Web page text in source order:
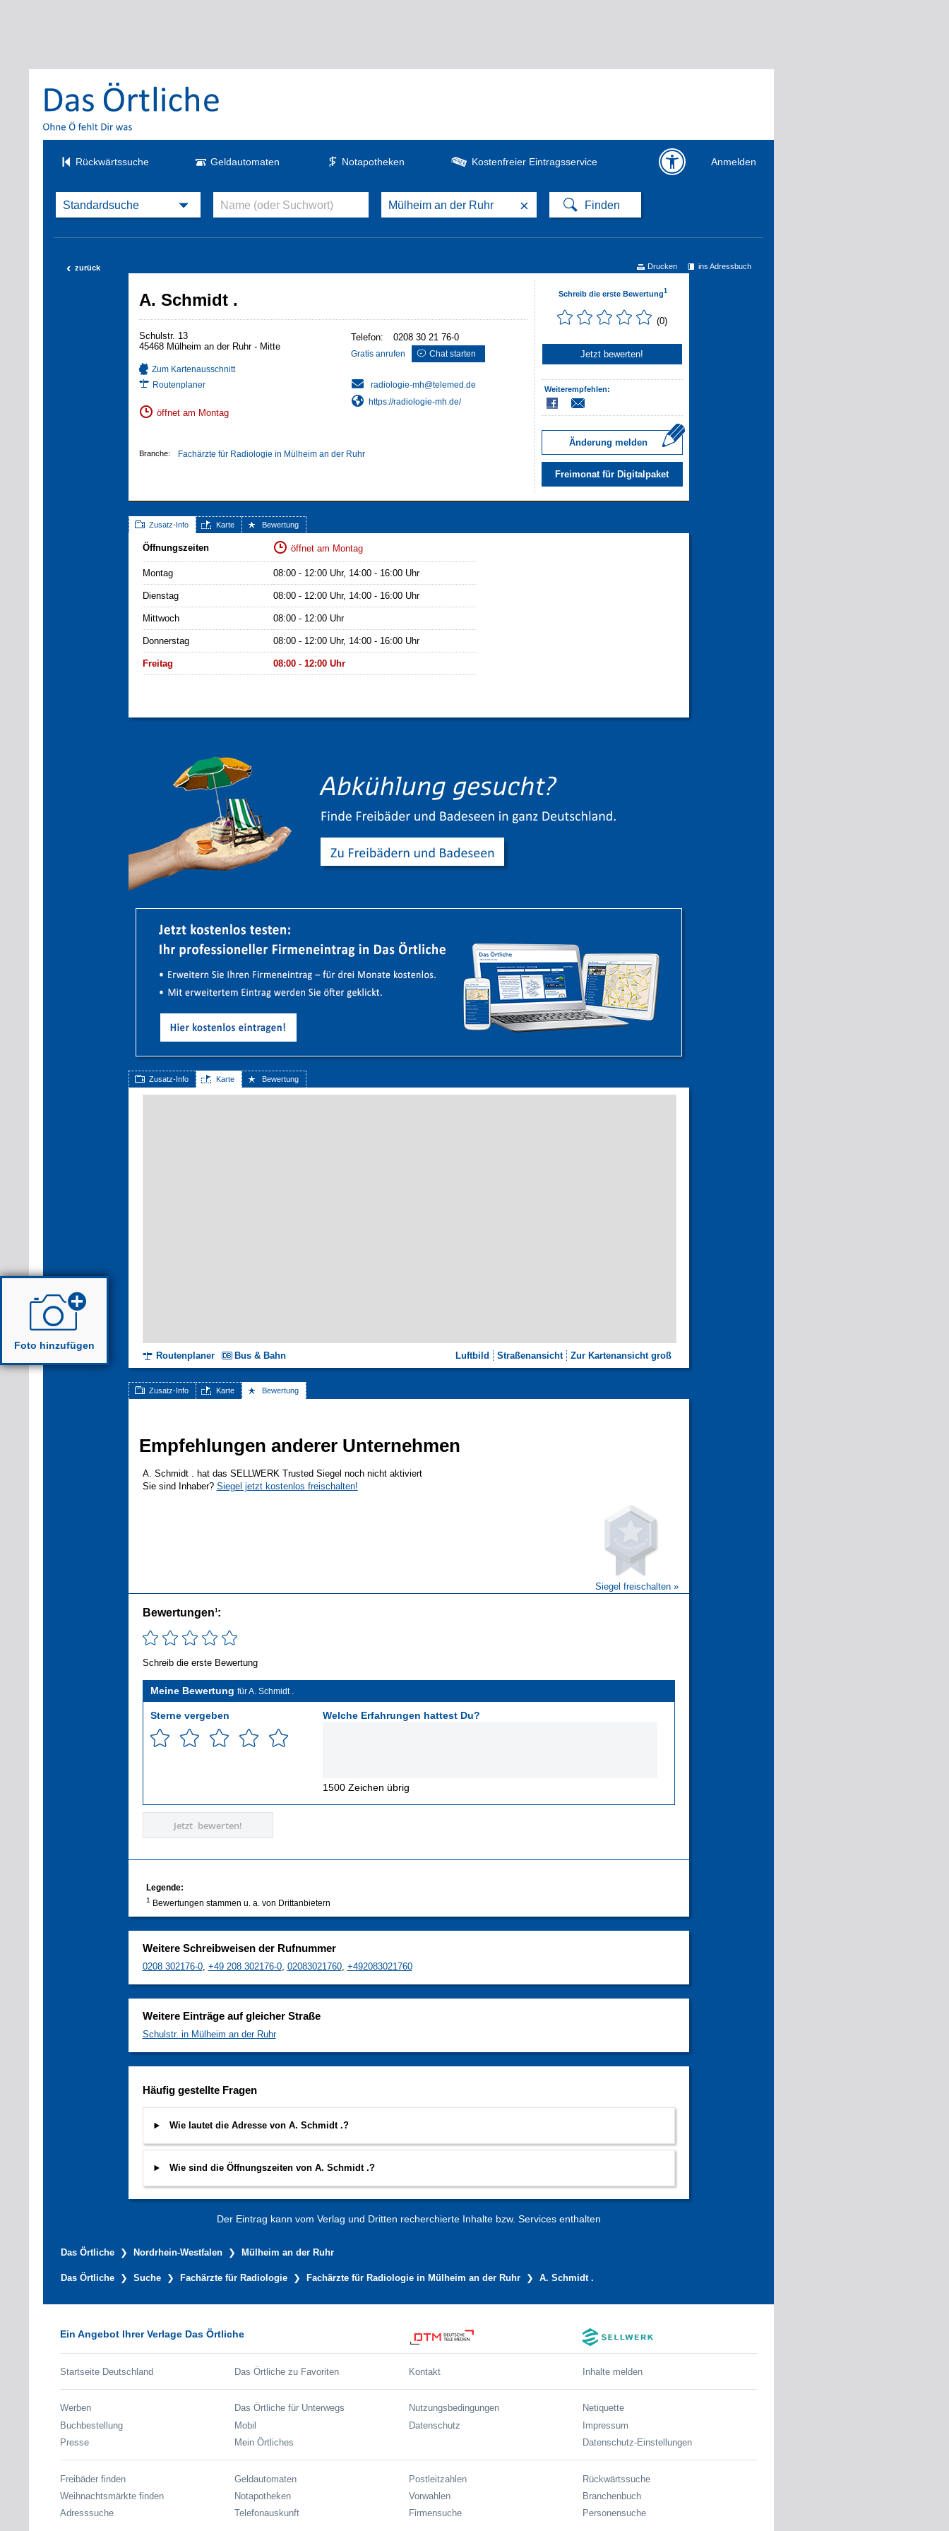
Rückwärtssuche Geldautomaten Notapotheken Kostenfreier Eintragsservice Anmelden
×
ins Adressbuch
Drucken
‹ zurück
A. Schmidt .
Schulstr. 13
45468 Mülheim an der Ruhr - Mitte
Zum Kartenausschnitt
Routenplaner
öffnet am Montag
Telefon: 0208 30 21 76-0
Gratis anrufen Chat starten
https://radiologie-mh.de/
Branche: Fachärzte für Radiologie in Mülheim an der Ruhr
Schreib die erste Bewertung1
(0)
Jetzt bewerten!
Weiterempfehlen:
Änderung melden
Freimonat für Digitalpaket
Zusatz-Info Karte Bewertung
Öffnungszeiten öffnet am Montag
Montag 08:00 - 12:00 Uhr, 14:00 - 16:00 Uhr
Dienstag 08:00 - 12:00 Uhr, 14:00 - 16:00 Uhr
Mittwoch 08:00 - 12:00 Uhr
Donnerstag 08:00 - 12:00 Uhr, 14:00 - 16:00 Uhr
Freitag 08:00 - 12:00 Uhr
Zusatz-Info Karte Bewertung
Luftbild Straßenansicht Zur Kartenansicht groß
Routenplaner Bus & Bahn
Zusatz-Info Karte Bewertung
Empfehlungen anderer Unternehmen
A. Schmidt . hat das SELLWERK Trusted Siegel noch nicht aktiviert
Sie sind Inhaber? Siegel jetzt kostenlos freischalten!
Siegel freischalten »
Bewertungen1:
Schreib die erste Bewertung
Meine Bewertung für A. Schmidt .
Sterne vergeben Welche Erfahrungen hattest Du?
1500 Zeichen übrig
Jetzt bewerten!
Legende:
1 Bewertungen stammen u. a. von Drittanbietern
Weitere Schreibweisen der Rufnummer
0208 302176-0, +49 208 302176-0, 02083021760, +492083021760
Weitere Einträge auf gleicher Straße
Schulstr. in Mülheim an der Ruhr
Häufig gestellte Fragen
Wie lautet die Adresse von A. Schmidt .?
Wie sind die Öffnungszeiten von A. Schmidt .?
Der Eintrag kann vom Verlag und Dritten recherchierte Inhalte bzw. Services enthalten
Das Örtliche Nordrhein-Westfalen Mülheim an der Ruhr
Das Örtliche Suche Fachärzte für Radiologie Fachärzte für Radiologie in Mülheim an der Ruhr A. Schmidt .
Foto hinzufügen
Ein Angebot Ihrer Verlage Das Örtliche
Startseite Deutschland Das Örtliche zu Favoriten Kontakt Inhalte melden
Werben
Buchbestellung
Presse
Das Örtliche für Unterwegs
Mobil
Mein Örtliches
Nutzungsbedingungen
Datenschutz
Netiquette
Impressum
Datenschutz-Einstellungen
Freibäder finden
Weihnachtsmärkte finden
Adresssuche
Geldautomaten
Notapotheken
Telefonauskunft
Postleitzahlen
Vorwahlen
Firmensuche
Rückwärtssuche
Branchenbuch
Personensuche